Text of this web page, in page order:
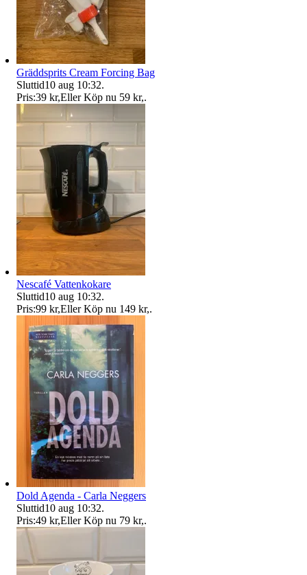
Gräddsprits Cream Forcing Bag
Sluttid10 aug 10:32.
Pris:39 kr,Eller Köp nu 59 kr,.
Nescafé Vattenkokare
Sluttid10 aug 10:32.
Pris:99 kr,Eller Köp nu 149 kr,.
Dold Agenda - Carla Neggers
Sluttid10 aug 10:32.
Pris:49 kr,Eller Köp nu 79 kr,.